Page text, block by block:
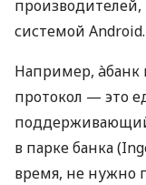
системой Android.
Например, àбанк
протокол — это
в парке банка
время, не нужно